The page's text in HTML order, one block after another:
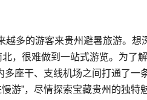
多的游客来贵州避暑旅游。想
，很难做到一站式游览。为了
座干、支线机场之间打通了一条
游”，尽情探索宝藏贵州的独特